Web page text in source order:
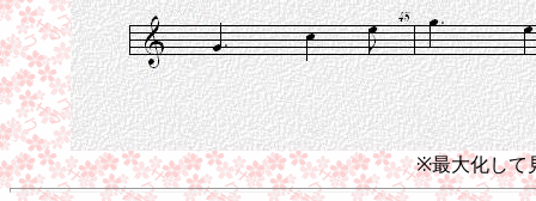
※最大化して